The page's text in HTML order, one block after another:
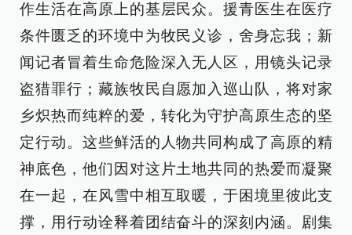
作生活在高原上的基层民众。援青医生在医疗
条件匮乏的环境中为牧民义诊，舍身忘我；新
闻记者冒着生命危险深入无人区，用镜头记录
盗猎罪行；藏族牧民自愿加入巡山队，将对家
乡炽热而纯粹的爱，转化为守护高原生态的坚
定行动。这些鲜活的人物共同构成了高原的精
神底色，他们因对这片土地共同的热爱而凝聚
在一起，在风雪中相互取暖，于困境里彼此支
撑，用行动诠释着团结奋斗的深刻内涵。剧集